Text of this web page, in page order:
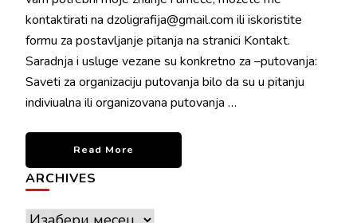
kontaktirati na dzoligrafija@gmail.com ili iskoristite
formu za postavljanje pitanja na stranici Kontakt.
Saradnja i usluge vezane su konkretno za –putovanja:
Saveti za organizaciju putovanja bilo da su u pitanju
indiviualna ili organizovana putovanja …
Read More
ARCHIVES
Archives